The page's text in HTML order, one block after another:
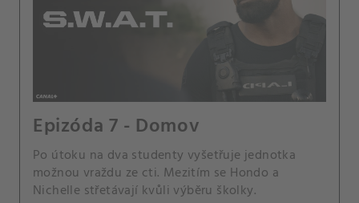
Epizóda 7 - Domov
Po útoku na dva studenty vyšetřuje jednotka
možnou vraždu ze cti. Mezitím se Hondo a
Nichelle střetávají kvůli výběru školky.